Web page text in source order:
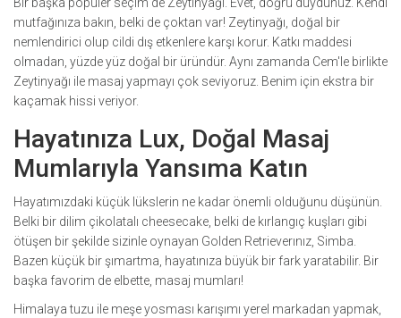
mutfağınıza bakın, belki de çoktan var! Zeytinyağı, doğal bir
nemlendirici olup cildi dış etkenlere karşı korur. Katkı maddesi
olmadan, yüzde yüz doğal bir üründür. Aynı zamanda Cem'le birlikte
Zeytinyağı ile masaj yapmayı çok seviyoruz. Benim için ekstra bir
kaçamak hissi veriyor.
Hayatınıza Lux, Doğal Masaj
Mumlarıyla Yansıma Katın
Hayatımızdaki küçük lükslerin ne kadar önemli olduğunu düşünün.
Belki bir dilim çikolatalı cheesecake, belki de kırlangıç kuşları gibi
ötüşen bir şekilde sizinle oynayan Golden Retrieverınız, Simba.
Bazen küçük bir şımartma, hayatınıza büyük bir fark yaratabilir. Bir
başka favorim de elbette, masaj mumları!
Himalaya tuzu ile meşe yosması karışımı yerel markadan yapmak,